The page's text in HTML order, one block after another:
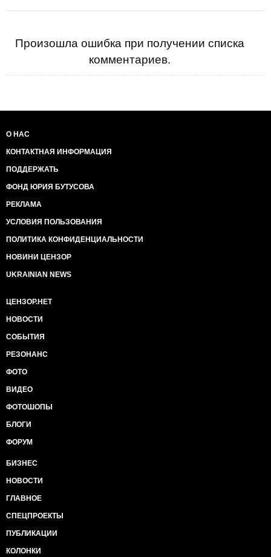
Произошла ошибка при получении списка
комментариев.
О НАС
КОНТАКТНАЯ ИНФОРМАЦИЯ
ПОДДЕРЖАТЬ
ФОНД ЮРИЯ БУТУСОВА
РЕКЛАМА
УСЛОВИЯ ПОЛЬЗОВАНИЯ
ПОЛИТИКА КОНФИДЕНЦИАЛЬНОСТИ
НОВИНИ ЦЕНЗОР
UKRAINIAN NEWS
ЦЕНЗОР.НЕТ
НОВОСТИ
СОБЫТИЯ
РЕЗОНАНС
ФОТО
ВИДЕО
ФОТОШОПЫ
БЛОГИ
ФОРУМ
БИЗНЕС
НОВОСТИ
ГЛАВНОЕ
СПЕЦПРОЕКТЫ
ПУБЛИКАЦИИ
КОЛОНКИ